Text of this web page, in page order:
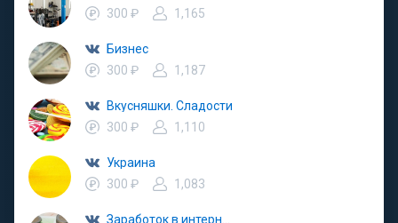
300 ₽
1,165
Бизнес
300 ₽
1,187
Вкусняшки. Сладости
300 ₽
1,110
Украина
300 ₽
1,083